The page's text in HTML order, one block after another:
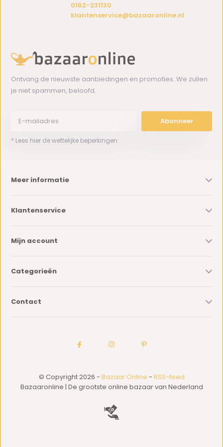
0162-231130
klantenservice@bazaaronline.nl
Ontvang de nieuwste aanbiedingen en promoties. We zullen
je niet spammen, beloofd.
Abonneer
* Lees hier de wettelijke beperkingen
Meer informatie
Klantenservice
Mijn account
Categorieën
Contact
© Copyright 2026 - Bazaar Online - RSS-feed
Bazaaronline | De grootste online bazaar van Nederland